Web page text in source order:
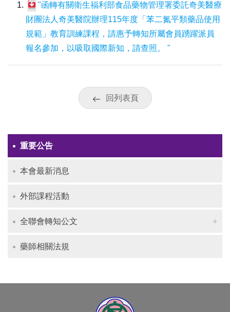
"函轉有關衛生福利部食品藥物管理署委託奇美醫療
財團法人奇美醫院辦理115年度「苯二氮平類藥品使用
規範」教育訓練課程，請惠予轉知所屬會員踴躍派員
報名參加，以吸取國際新知，請查照。 "
回列表頁
重要公告
本會最新消息
外部課程活動
全聯會轉知公文
藥師相關法規